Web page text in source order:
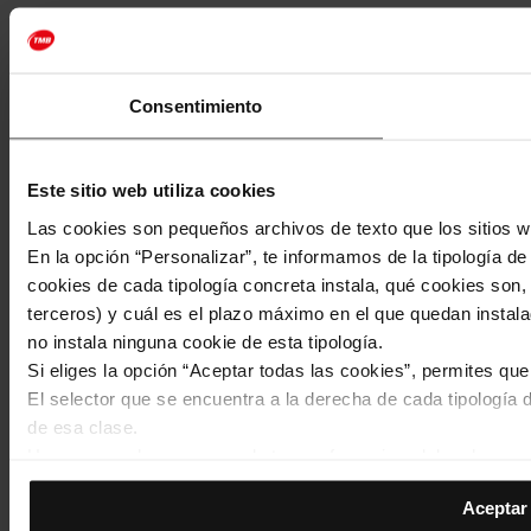
Consentimiento
Este sitio web utiliza cookies
Las cookies son pequeños archivos de texto que los sitios
En la opción “Personalizar”, te informamos de la tipología
cookies de cada tipología concreta instala, qué cookies
terceros) y cuál es el plazo máximo en el que quedan
no instala ninguna cookie de esta tipología.
Si eliges la opción “Aceptar todas las cookies”, permites
El selector que se encuentra a la derecha de cada
de esa clase.
de la tipología que hayas seleccionado previamente. Te
permiten recordar tus opciones de navegación (como el